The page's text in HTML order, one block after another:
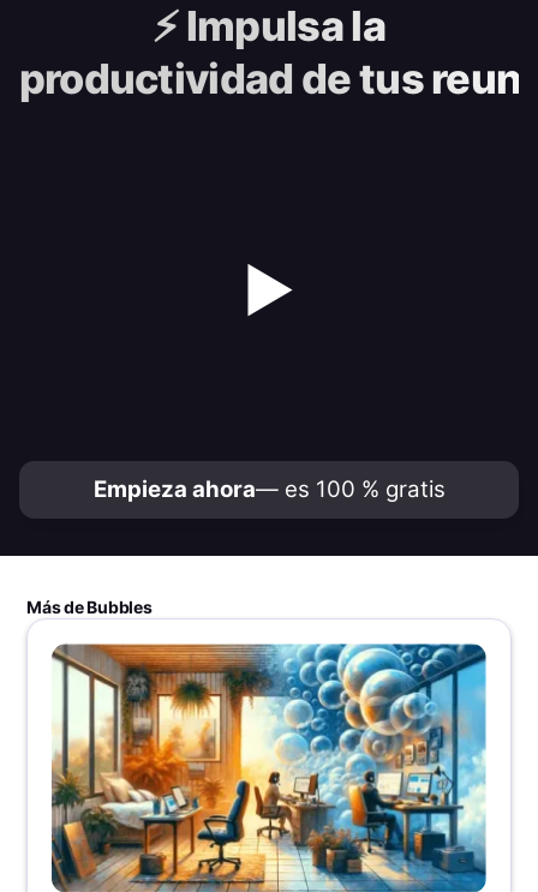
⚡️Impulsa la
productividad de tus
▶
Empieza ahora— es 100 % gratis
Más de Bubbles